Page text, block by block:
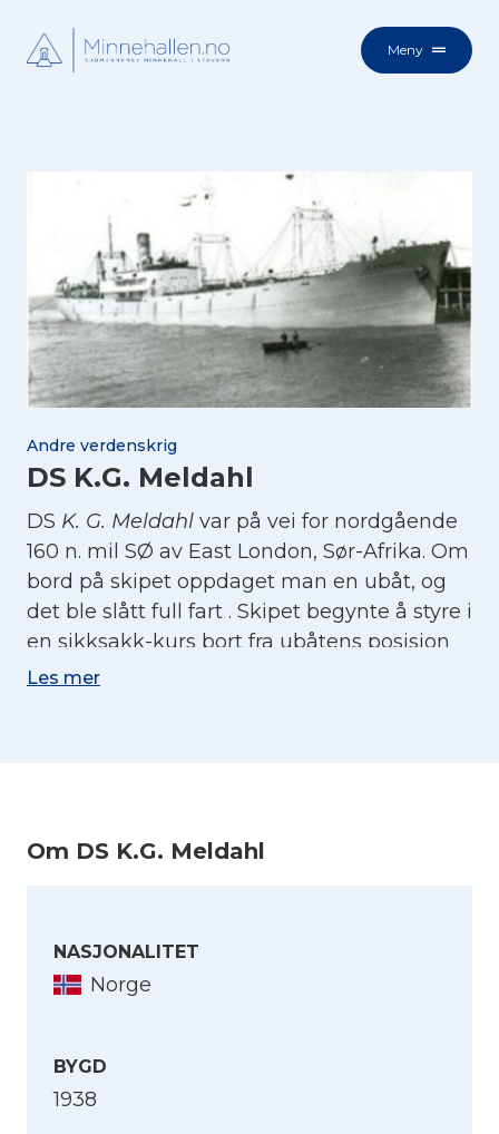
Meny
Andre verdenskrig
DS K.G. Meldahl
DS K. G. Meldahl var på vei for nordgående
160 n. mil SØ av East London, Sør-Afrika. Om
bord på skipet oppdaget man en ubåt, og
det ble slått full fart . Skipet begynte å styre i
en sikksakk-kurs bort fra ubåtens posisjon
samtidig som radiomelding ble gitt, men
observert av alliert fly, og fikk fra flyet vann
Elizabeth.
Les mer
Om DS K.G. Meldahl
NASJONALITET
Norge
BYGD
1938